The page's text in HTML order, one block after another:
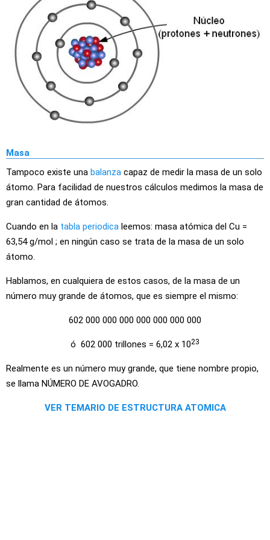
Masa
Tampoco existe una balanza capaz de medir la masa de un solo
átomo. Para facilidad de nuestros cálculos medimos la masa de
gran cantidad de átomos.
Cuando en la tabla periodica leemos: masa atómica del Cu =
63,54 g/mol ; en ningún caso se trata de la masa de un solo
átomo.
Hablamos, en cualquiera de estos casos, de la masa de un
número muy grande de átomos, que es siempre el mismo:
602 000 000 000 000 000 000 000
ó 602 000 trillones = 6,02 x 1023
Realmente es un número muy grande, que tiene nombre propio,
se llama NÚMERO DE AVOGADRO.
VER TEMARIO DE ESTRUCTURA ATOMICA